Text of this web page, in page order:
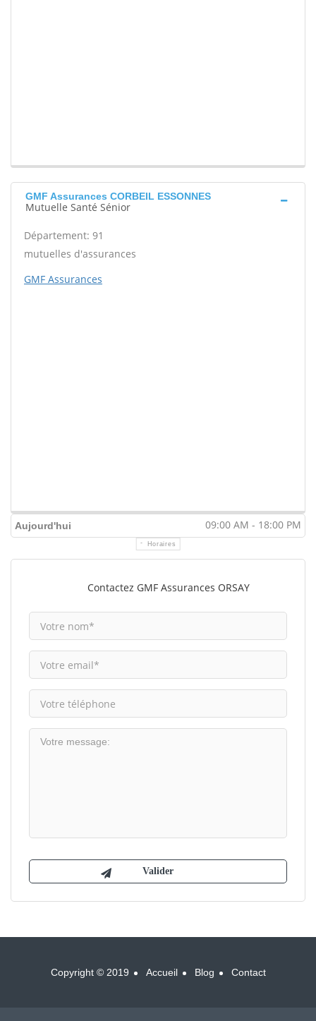
GMF Assurances CORBEIL ESSONNES
Mutuelle Santé Sénior
Département: 91
mutuelles d'assurances
GMF Assurances
Aujourd'hui 09:00 AM - 18:00 PM
Horaires
Contactez GMF Assurances ORSAY
Copyright © 2019 Accueil Blog Contact